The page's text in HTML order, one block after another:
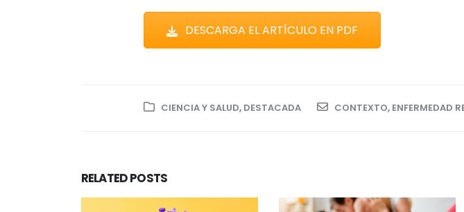
DESCARGA EL ARTÍCULO EN PDF
CIENCIA Y SALUD, DESTACADA CONTEXTO, ENFERMEDAD
RELATEDPOSTS